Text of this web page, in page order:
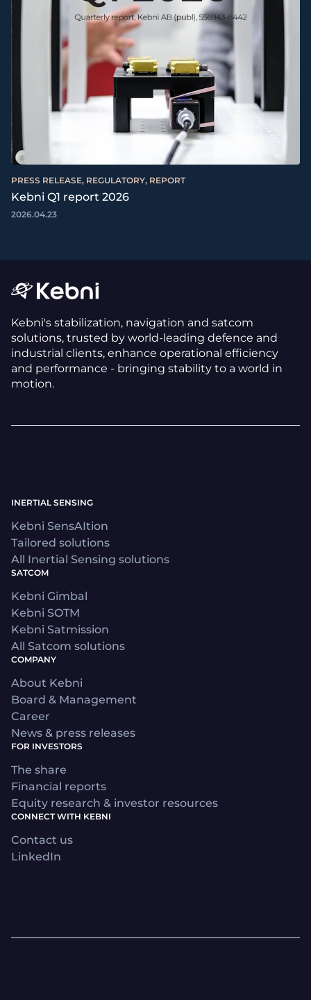
PRESS RELEASE, REGULATORY, REPORT
Kebni Q1 report 2026
2026.04.23
Kebni's stabilization, navigation and satcom
solutions, trusted by world-leading defence and
industrial clients, enhance operational efficiency
and performance - bringing stability to a world in
motion.
INERTIAL SENSING
Kebni SensAItion
Tailored solutions
All Inertial Sensing solutions
SATCOM
Kebni Gimbal
Kebni SOTM
Kebni Satmission
All Satcom solutions
COMPANY
About Kebni
Board & Management
Career
News & press releases
FOR INVESTORS
The share
Financial reports
Equity research & investor resources
CONNECT WITH KEBNI
Contact us
LinkedIn